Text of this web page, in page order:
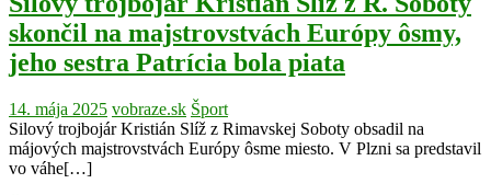
skončil na majstrovstvách Európy ôsmy,
jeho sestra Patrícia bola piata
14. mája 2025 vobraze.sk Šport
Silový trojbojár Kristián Slíž z Rimavskej Soboty obsadil na
májových majstrovstvách Európy ôsme miesto. V Plzni sa predstavil
vo váhe[…]